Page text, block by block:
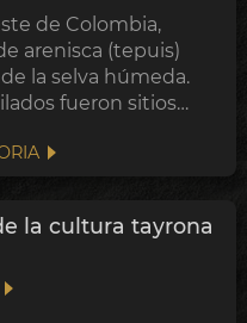
de Colombia,
arenisca (tepuis)
la selva húmeda.
fueron sitios
y lienzos para arte
comunica
...
la cultura tayrona